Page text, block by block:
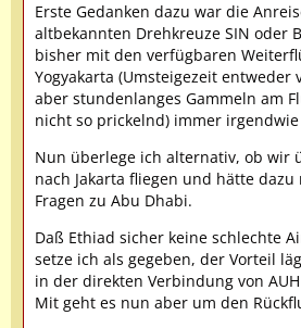
Erste Gedanken dazu war die
altbekannten Drehkreuze SIN oder
bisher mit den verfügbaren
Yogyakarta (Umsteigezeit entweder
aber stundenlanges Gammeln am
nicht so prickelnd) immer
Nun überlege ich alternativ, ob wir
nach Jakarta fliegen und hätte
Fragen zu Abu Dhabi.
Daß Ethiad sicher keine schlechte
setze ich als gegeben, der Vorteil
in der direkten Verbindung von
Mit geht es nun aber um den